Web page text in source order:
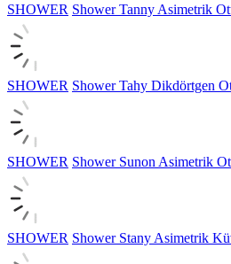
SHOWER Shower Tanny Asimetrik
SHOWER Shower Tahy Dikdörtgen
SHOWER Shower Sunon Asimetrik
SHOWER Shower Stany Asimetrik